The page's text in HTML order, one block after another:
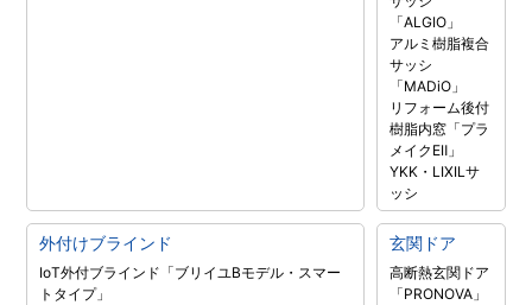
「ALGIO」
アルミ樹脂複合
サッシ
「MADiO」
リフォーム後付
樹脂内窓「プラ
メイクEⅡ」
YKK・LIXILサ
ッシ
外付けブラインド
IoT外付ブラインド「ブリイユBモデル・スマー
トタイプ」
玄関ドア
高断熱玄関ドア
「PRONOVA」